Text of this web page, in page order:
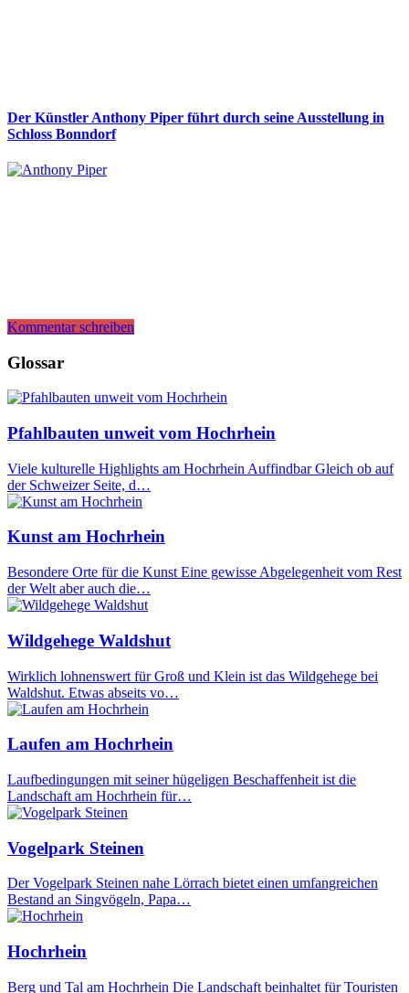
Der Künstler Anthony Piper führt durch seine Ausstellung in
Schloss Bonndorf
Kommentar schreiben
Glossar
Pfahlbauten unweit vom Hochrhein
Viele kulturelle Highlights am Hochrhein Auffindbar Gleich ob auf
der Schweizer Seite, d…
Kunst am Hochrhein
Besondere Orte für die Kunst Eine gewisse Abgelegenheit vom Rest
der Welt aber auch die…
Wildgehege Waldshut
Wirklich lohnenswert für Groß und Klein ist das Wildgehege bei
Waldshut. Etwas abseits vo…
Laufen am Hochrhein
Laufbedingungen mit seiner hügeligen Beschaffenheit ist die
Landschaft am Hochrhein für…
Vogelpark Steinen
Der Vogelpark Steinen nahe Lörrach bietet einen umfangreichen
Bestand an Singvögeln, Papa…
Hochrhein
Berg und Tal am Hochrhein Die Landschaft beinhaltet für Touristen